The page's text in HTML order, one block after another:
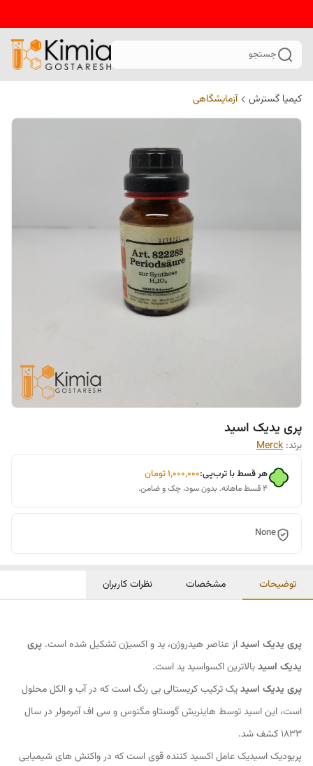
جستجو
کیمیا گسترش آزمایشگاهی
پری یدیک اسید
برند: Merck
هر قسط با ترب‌پی:۱٬۰۰۰٬۰۰۰تومان
۴ قسط ماهانه. بدون سود، چک و ضامن.
None
توضیحات مشخصات نظرات کاربران
پری یدیک اسیداز عناصر هیدروژن، ید و اکسیژن تشکیل شده است. پری
یدیک اسیدبالاترین اکسواسید ید است.
پری یدیک اسیدیک ترکیب کریستالی بی رنگ است که در آب و الکل محلول
است، این اسید توسط هاینریش گوستاو مگنوس و سی اف آمرمولر در سال
1833 کشف شد.
پریودیک اسیدیک عامل اکسید کننده قوی است که در واکنش های شیمیایی